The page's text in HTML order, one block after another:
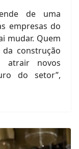
de uma
empresas do
mudar. Quem
construção
atrair novos
do setor”,